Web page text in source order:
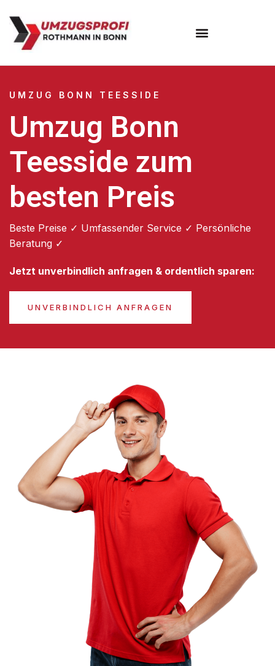
UMZUG BONN TEESSIDE
Umzug Bonn
Teesside zum
besten Preis
Beste Preise ✓ Umfassender Service ✓ Persönliche
Beratung ✓
Jetzt unverbindlich anfragen & ordentlich sparen:
UNVERBINDLICH ANFRAGEN